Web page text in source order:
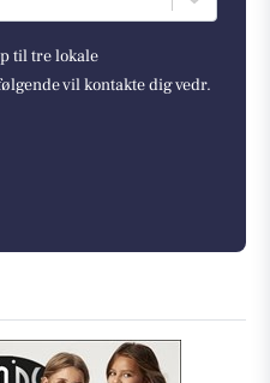
til tre lokale
vil kontakte dig vedr.